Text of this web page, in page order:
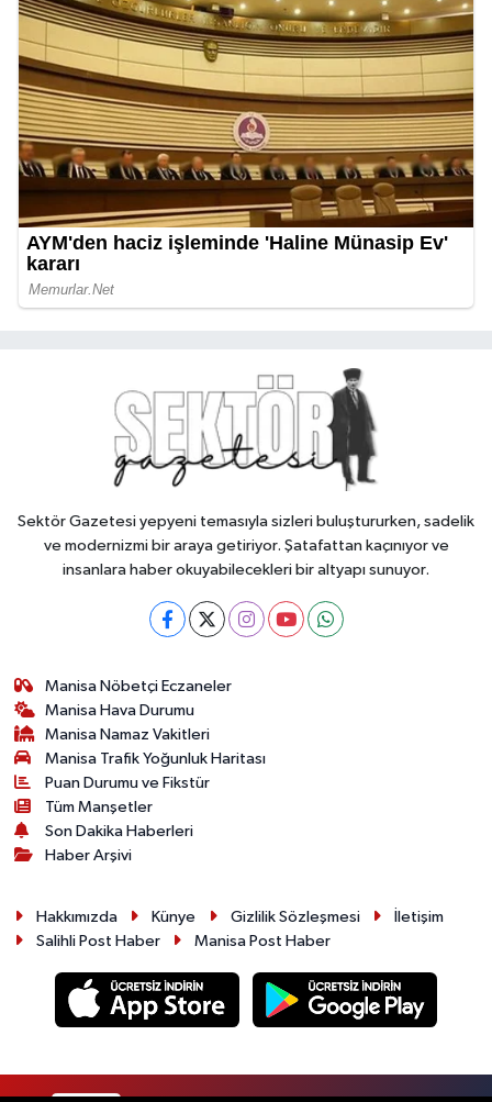
Sektör Gazetesi yepyeni temasıyla sizleri buluştururken, sadelik
ve modernizmi bir araya getiriyor. Şatafattan kaçınıyor ve
insanlara haber okuyabilecekleri bir altyapı sunuyor.
Manisa Nöbetçi Eczaneler
Manisa Hava Durumu
Manisa Namaz Vakitleri
Manisa Trafik Yoğunluk Haritası
Puan Durumu ve Fikstür
Tüm Manşetler
Son Dakika Haberleri
Haber Arşivi
Hakkımızda Künye Gizlilik Sözleşmesi
İletişim
Salihli Post Haber
Manisa Post Haber